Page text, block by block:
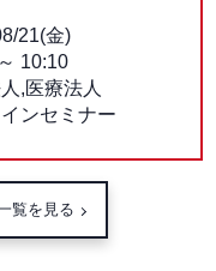
21(金)
10:10
,医療法人
ンセミナー
覧を見る